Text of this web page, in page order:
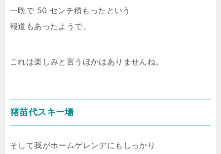
一晩で 50 センチ積もったという
報道もあったようで。
これは楽しみと言うほかはありませんね。
猪苗代スキー場
そして我がホームゲレンデにもしっかり